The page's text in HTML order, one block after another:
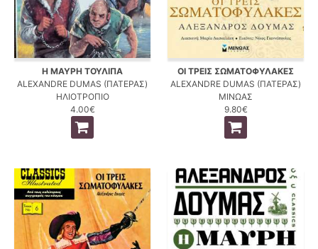
Η ΜΑΥΡΗ ΤΟΥΛΙΠΑ
ALEXANDRE DUMAS (ΠΑΤΕΡΑΣ)
ΗΛΙΟΤΡΟΠΙΟ
4.00€
ΟΙ ΤΡΕΙΣ ΣΩΜΑΤΟΦΥΛΑΚΕΣ
ALEXANDRE DUMAS (ΠΑΤΕΡΑΣ)
ΜΙΝΩΑΣ
9.80€